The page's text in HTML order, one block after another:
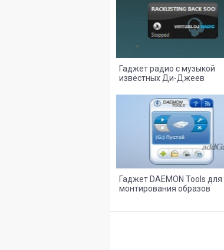
Гаджет радио с музыкой
известных Ди-Джеев
31
Гаджет DAEMON Tools для
монтирования образов